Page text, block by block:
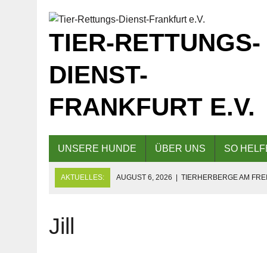
TIER-RETTUNGS-
DIENST-
FRANKFURT E.V.
UNSERE HUNDE ÜBER UNS SO
AKTUELLES: AUGUST 6, 2026 TIERHERBERGE AM
AUGUST 5, 2026
AUGUST 5, 2026
Jill